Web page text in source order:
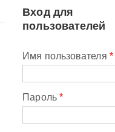
Вход для
пользователей
Имя пользователя *
Пароль *